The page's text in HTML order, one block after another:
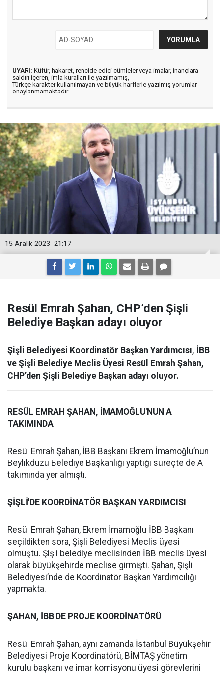
UYARI: Küfür, hakaret, rencide edici cümleler veya imalar, inançlara
saldırı içeren, imla kuralları ile yazılmamış,
Türkçe karakter kullanılmayan ve büyük harflerle yazılmış yorumlar
onaylanmamaktadır.
21:17
15 Aralık 2023
Resül Emrah Şahan, CHP’den Şişli
Belediye Başkan adayı oluyor
Şişli Belediyesi Koordinatör Başkan Yardımcısı, İBB
ve Şişli Belediye Meclis Üyesi Resül Emrah Şahan,
CHP’den Şişli Belediye Başkan adayı oluyor.
RESÜL EMRAH ŞAHAN, İMAMOĞLU'NUN A
TAKIMINDA
Resül Emrah Şahan, İBB Başkanı Ekrem İmamoğlu’nun
Beylikdüzü Belediye Başkanlığı yaptığı süreçte de A
takımında yer almıştı.
ŞİŞLİ'DE KOORDİNATÖR BAŞKAN YARDIMCISI
Resül Emrah Şahan, Ekrem İmamoğlu İBB Başkanı
seçildikten sora, Şişli Belediyesi Meclis üyesi
olmuştu. Şişli belediye meclisinden İBB meclis üyesi
olarak büyükşehirde meclise girmişti. Şahan, Şişli
Belediyesi’nde de Koordinatör Başkan Yardımcılığı
yapmakta.
ŞAHAN, İBB'DE PROJE KOORDİNATÖRÜ
Resül Emrah Şahan, aynı zamanda İstanbul Büyükşehir
Belediyesi Proje Koordinatörü, BİMTAŞ yönetim
kurulu başkanı ve imar komisyonu üyesi görevlerini